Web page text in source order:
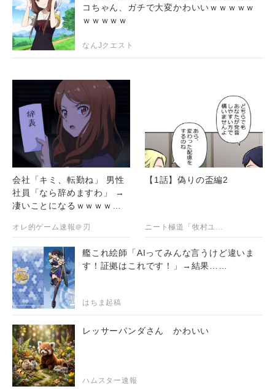
コちゃん、ガチで大変かわいいｗｗｗｗｗ
ｗｗｗｗｗ
なんJクエスト
会社「キミ、転勤ね」 男性
社員「なら辞めますわ」 →
凄いことになるｗｗｗｗｗ
オレ的ゲーム速報＠刃
【1話】偽りの盃編2
ニート極道「牧村ユタカ」
艦これ絵師「AIってみんな言うけど違いま
す！証拠はこれです！」→結果……
はちま起稿
レッサーパンダさん かわいい
ハムスター速報